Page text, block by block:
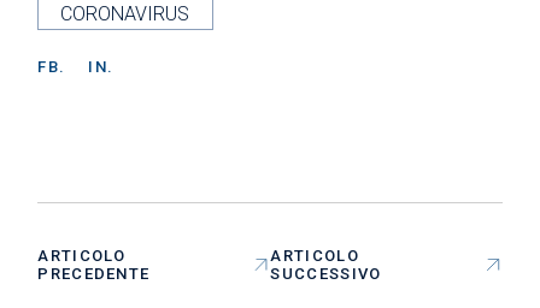
CORONAVIRUS
FB. IN.
ARTICOLO
PRECEDENTE
ARTICOLO
SUCCESSIVO